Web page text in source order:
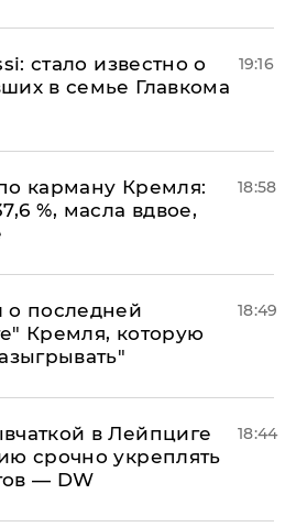
стало известно о
в семье Главкома
19:16
карману Кремля:
%, масла вдвое,
18:58
о последней
Кремля, которую
18:49
в Лейпциге
срочно укреплять
— DW
18:44